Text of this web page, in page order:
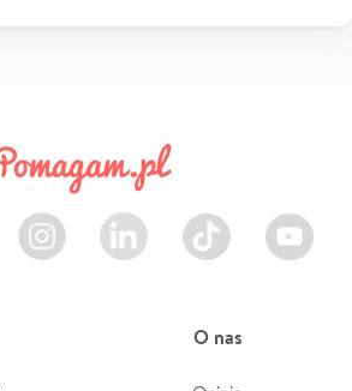
Instagram LinkedIn TikTok Youtube
O nas